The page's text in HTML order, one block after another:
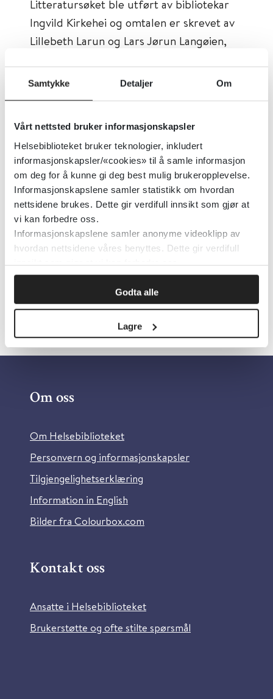
Samtykke Detaljer Om
Vårt nettsted bruker informasjonskapsler
Helsebiblioteket bruker teknologier, inkludert
informasjonskapsler/«cookies» til å samle informasjon
om deg for å kunne gi deg best mulig brukeropplevelse.
Informasjonskapslene samler statistikk om hvordan
nettsidene brukes. Dette gir verdifull innsikt som gjør at
vi kan forbedre oss.
Informasjonskapslene samler anonyme videoklipp av
hvordan nettsidene våres benyttes. Dette gir verdifull
innsikt som gjør at vi kan forbedre oss.
Godta alle
Lagre
Litteratursøket ble utført av bibliotekar
Ingvild Kirkehei og omtalen er skrevet av
Lillebeth Larun og Lars Jørun Langøien,
Folkehelseinstituttet. Forskningsomtalen
Først publisert:23.05.2023
Tema:Oppsummert forskning
Emner:Organisering
Dokumenttype:Forskningsomtaler
Utgiver:Folkehelseinstituttet (FHI)
Språk:Norsk
Om oss
Om Helsebiblioteket
Personvern og informasjonskapsler
Tilgjengelighetserklæring
Information in English
Bilder fra Colourbox.com
Kontakt oss
Ansatte i Helsebiblioteket
Brukerstøtte og ofte stilte spørsmål